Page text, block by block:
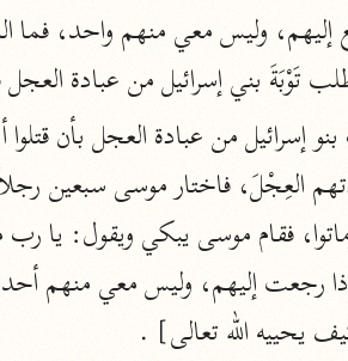
الكشاف
الزمخشري (٥٣٨ هـ)
نحو ٨ مجلدات
تَوْبَةَ بني إسرائيل من عبادة
يحييه الله تعالى] .